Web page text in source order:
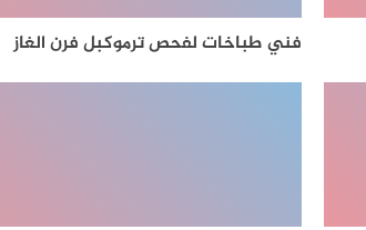
فني طباخات لفحص ترموكبل فرن الغاز